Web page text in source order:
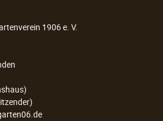
1906 e. V.